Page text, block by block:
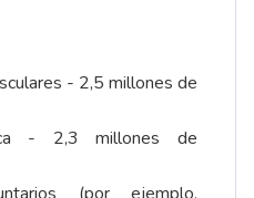
- 2,5 millones de
- 2,3 millones de